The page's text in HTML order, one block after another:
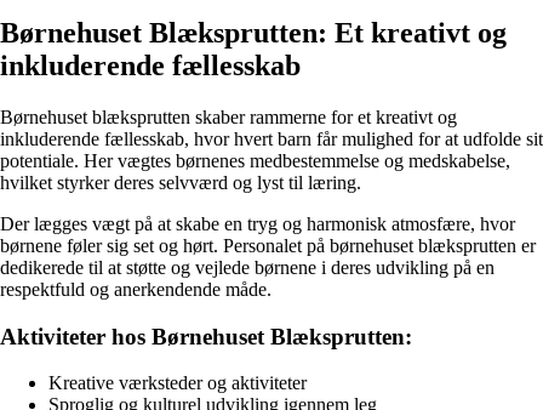
Børnehuset Blæksprutten: Et kreativt og
inkluderende fællesskab
Børnehuset blæksprutten skaber rammerne for et kreativt og
inkluderende fællesskab, hvor hvert barn får mulighed for at udfolde sit
potentiale. Her vægtes børnenes medbestemmelse og medskabelse,
hvilket styrker deres selvværd og lyst til læring.
Der lægges vægt på at skabe en tryg og harmonisk atmosfære, hvor
børnene føler sig set og hørt. Personalet på børnehuset blæksprutten er
dedikerede til at støtte og vejlede børnene i deres udvikling på en
respektfuld og anerkendende måde.
Aktiviteter hos Børnehuset Blæksprutten:
Kreative værksteder og aktiviteter
Sproglig og kulturel udvikling igennem leg